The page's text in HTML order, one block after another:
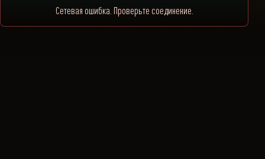
Сетевая ошибка. Проверьте соединение.